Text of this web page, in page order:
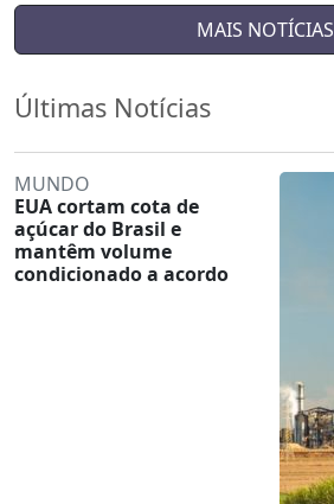
MAIS NOTÍCIAS
Últimas Notícias
MUNDO
EUA cortam cota de
açúcar do Brasil e
mantêm volume
condicionado a acordo